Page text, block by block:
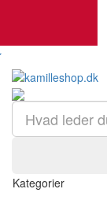
Kategorier